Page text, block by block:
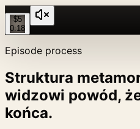
$5
0:18
Episode process
Struktura
widzowi powód,
końca.